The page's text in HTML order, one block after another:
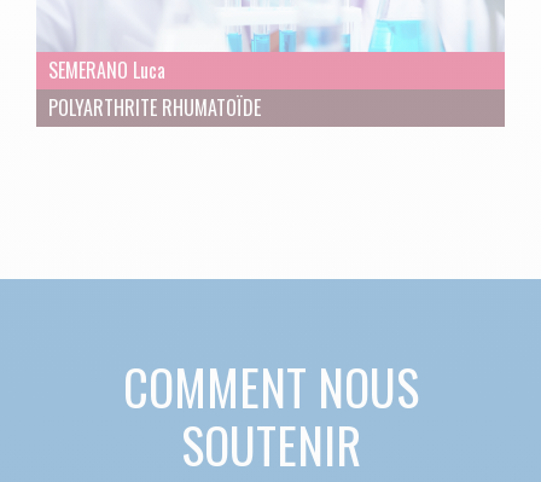
SEMERANO Luca
POLYARTHRITE RHUMATOÏDE
COMMENT NOUS
SOUTENIR